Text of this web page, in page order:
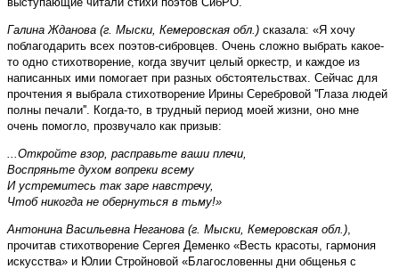
Галина Жданова (г. Мыски, Кемеровская обл.) сказала: «Я хочу
поблагодарить всех поэтов-сибровцев. Очень сложно выбрать какое-
то одно стихотворение, когда звучит целый оркестр, и каждое из
написанных ими помогает при разных обстоятельствах. Сейчас для
прочтения я выбрала стихотворение Ирины Серебровой ''Глаза людей
полны печали''. Когда-то, в трудный период моей жизни, оно мне
очень помогло, прозвучало как призыв:
...Откройте взор, расправьте ваши плечи,
Воспряньте духом вопреки всему
И устремитесь так заре навстречу,
Чтоб никогда не обернуться в тьму!»
Антонина Васильевна Неганова (г. Мыски, Кемеровская обл.)
прочитав стихотворение Сергея Деменко «Весть красоты, гармония
искусства» и Юлии Стройновой «Благословенны дни общенья с